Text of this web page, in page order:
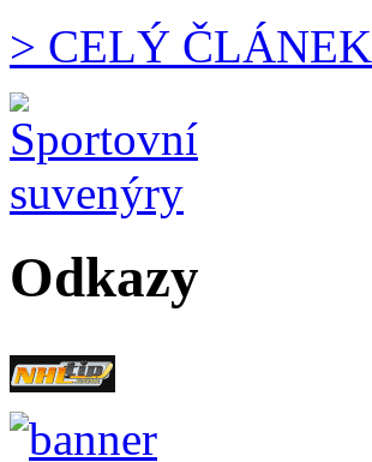
> CELÝ ČLÁNEK
Odkazy